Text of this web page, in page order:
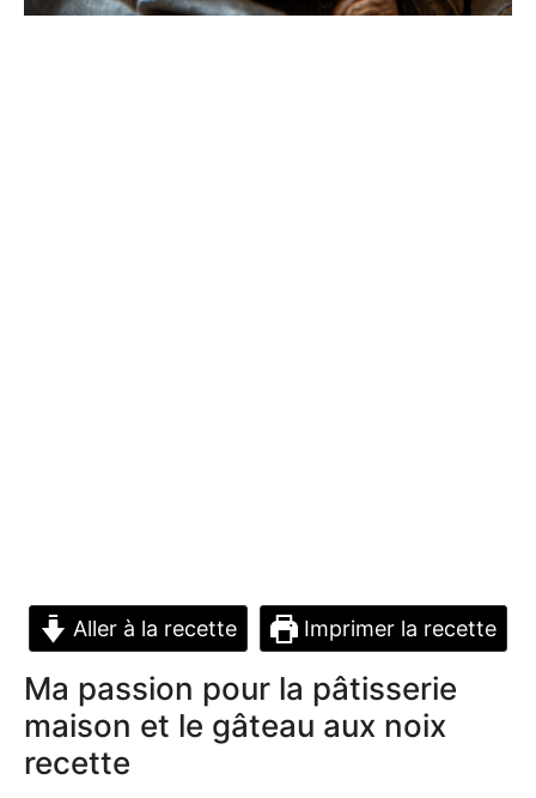
Aller à la recette Imprimer la recette
Ma passion pour la pâtisserie
maison et le gâteau aux noix
recette